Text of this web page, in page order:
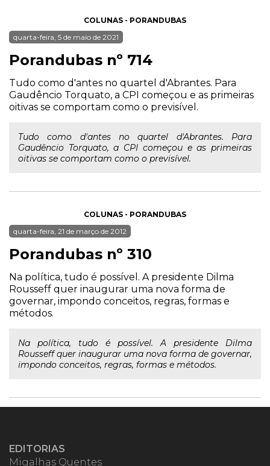
COLUNAS - PORANDUBAS
quarta-feira, 5 de maio de 2021
Porandubas nº 714
Tudo como d'antes no quartel d'Abrantes. Para
Gaudêncio Torquato, a CPI começou e as primeiras
oitivas se comportam como o previsível.
Tudo como d'antes no quartel d'Abrantes. Para
Gaudêncio Torquato, a CPI começou e as primeiras
oitivas se comportam como o previsível.
COLUNAS - PORANDUBAS
quarta-feira, 21 de março de 2012
Porandubas nº 310
Na política, tudo é possível. A presidente Dilma
Rousseff quer inaugurar uma nova forma de
governar, impondo conceitos, regras, formas e
métodos.
Na política, tudo é possível. A presidente Dilma
Rousseff quer inaugurar uma nova forma de governar,
impondo conceitos, regras, formas e métodos.
EDITORIAS
Migalhas Quentes